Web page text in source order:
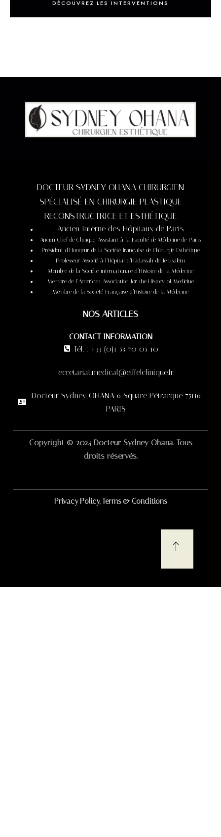
DÉCOUVREZ LES INTERVENTIONS
DOCTEUR SYDNEY OHANA CHIRURGIEN
SPÉCIALISÉ EN CHIRURGIE PLASTIQUE
RECONSTRUCTRICE ET ESTHÉTIQUE
Ancien Interne des Hôpitaux de Paris
Ancien Chef de Clinique-Assistant à la Faculté de Médecine de Paris
Président d’Honneur de la Société française de Chirurgie Esthétique
Professeur Associé à l’Hôpital d’Hadassah de Jérusalem
Membre de la Société internationale d’Histoire de la Médecine
Membre de l’American Association for the History of Medicine
Membre de la Société Française d’Histoire de la Médecine
NOS ARTICLES
CONTACT INFORMATION
Tél. : +33 (0)1 53 70 05 10
ecretariat.medical@eiffelclinique.fr
Docteur Sydney OHANA 6 Square Pétrarque 75116
PARIS
Copyright © 2024 Docteur Sydney Ohana. Tous
droits réservés.
Privacy Policy, Terms & Conditions